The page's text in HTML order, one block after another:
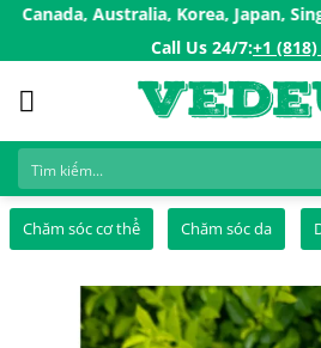
SkipAustralia, Korea, Japan,
Call Us 24/7:ㅤ+1
Chăm sóc cơ thể Chăm sóc da